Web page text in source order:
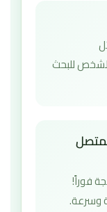
الشخص للبحث
فوراً!
وسرعة.